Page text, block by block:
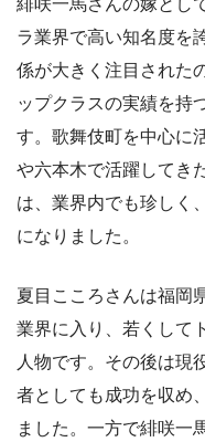
緋咲一馬さんの嫁とし
ラ業界で高い知名度を
係が大きく注目された
ップクラスの実績を持
す。歌舞伎町を中心に
や六本木で活躍してき
は、業界内でも珍しく
になりました。
夏目こころさんは福岡
業界に入り、若くして
人物です。その後は現
者としても成功を収め
ました。一方で緋咲一